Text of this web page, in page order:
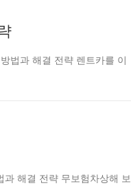
법과 해결 전략 렌트카를 이
과 해결 전략 무보험차상해 보